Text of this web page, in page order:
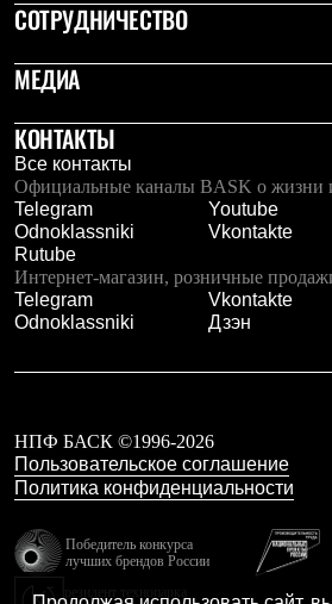
СОТРУДНИЧЕСТВО
МЕДИА
КОНТАКТЫ
Все контакты
Официальные каналы BASK о жизни
Telegram
Youtube
Odnoklassniki
Vkontakte
Rutube
Интернет-магазин, розничные
Telegram
Vkontakte
Odnoklassniki
Дзэн
НПФ БАСК ©1996-2026
Пользовательское соглашение
Политика конфиденциальности
Победитель конкурса
лучших брендов России